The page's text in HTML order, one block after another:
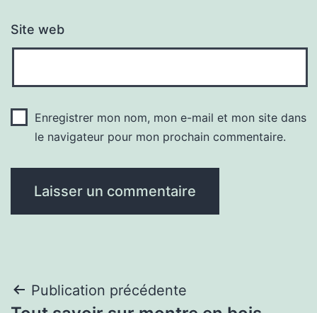
Site web
Enregistrer mon nom, mon e-mail et mon site dans
le navigateur pour mon prochain commentaire.
Navigation
Publication précédente